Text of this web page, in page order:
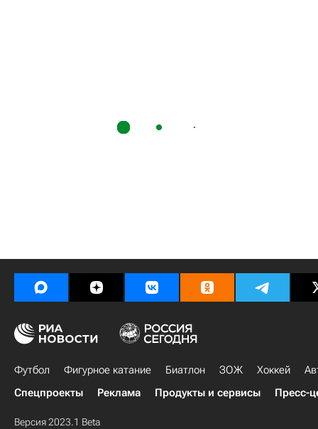
Футбол Фигурное катание Биатлон ЗОЖ Хоккей
Спецпроекты
Реклама Продукты и сервисы Пресс-
Версия 2023.1 Beta